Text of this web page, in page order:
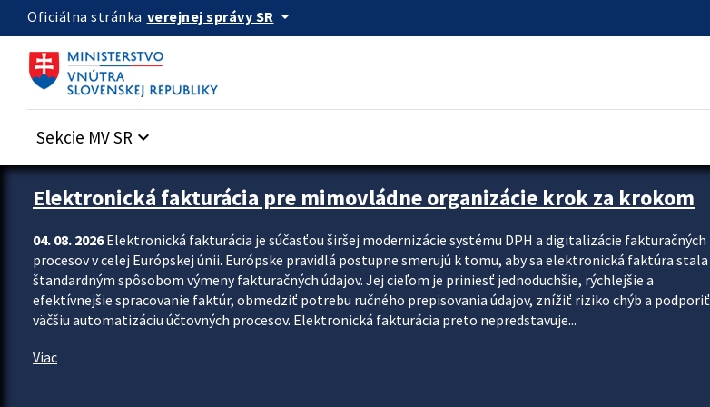
Preskocit na hlavný obsah
Oficiálna stránka verejnej správy SR arrow_drop_down
Sekcie MV SR keyboard_arrow_down
Zastavit automatický posun upútavok
Elektronická fakturácia pre mimovládne organizácie krok za krokom
04. 08. 2026Elektronická fakturácia je súčasťou širšej modernizácie systému DPH a digitalizácie fakturačných
procesov v celej Európskej únii. Európske pravidlá postupne smerujú k tomu, aby sa elektronická faktúra stala
štandardným spôsobom výmeny fakturačných údajov. Jej cieľom je priniesť jednoduchšie, rýchlejšie a
efektívnejšie spracovanie faktúr, obmedziť potrebu ručného prepisovania údajov, znížiť riziko chýb a podporiť
väčšiu automatizáciu účtovných procesov. Elektronická fakturácia preto nepredstavuje...
Viac